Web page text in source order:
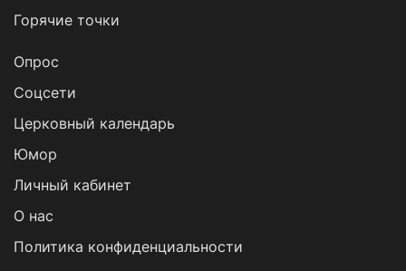
Горячие точки
Опрос
Cоцсети
Церковный календарь
Юмор
Личный кабинет
О нас
Политика конфиденциальности